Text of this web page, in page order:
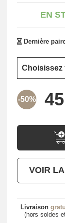
EN
Dernière
-50%
VOIR
Livraison
(hors soldes